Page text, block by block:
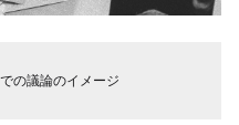
の議論のイメージ